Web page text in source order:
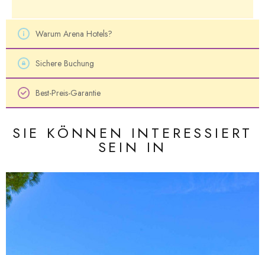
Warum Arena Hotels?
Sichere Buchung
Best-Preis-Garantie
SIE KÖNNEN INTERESSIERT
SEIN IN